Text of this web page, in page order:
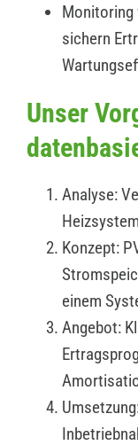
Monitoring
sichern
Unser
Analyse:
Konzept:
einem
Angebot: